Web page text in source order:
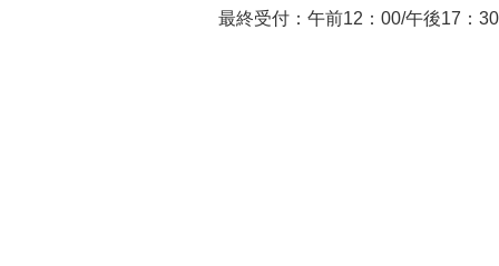
最終受付：午前12：00/午後17：30